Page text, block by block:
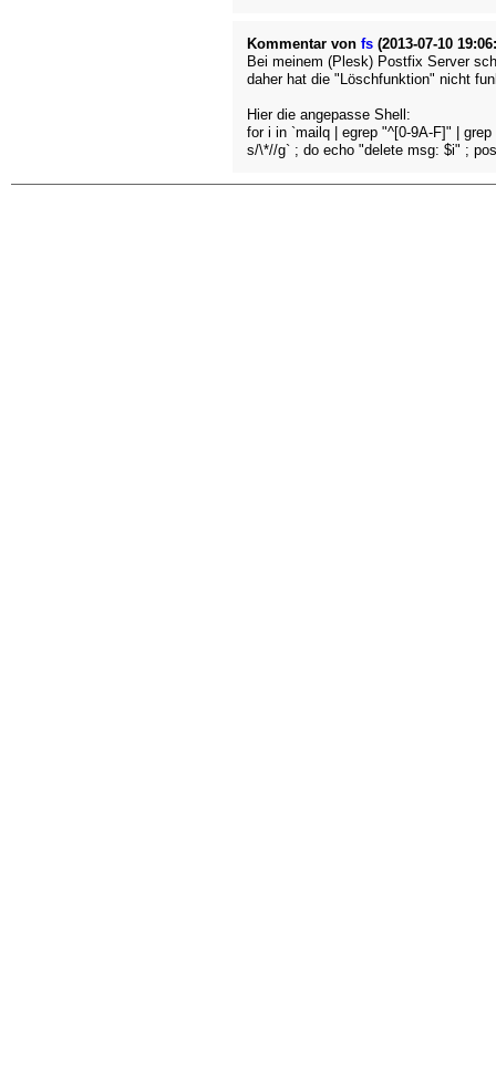
Kommentar von fs(2013-07-10
Bei meinem (Plesk) Postfix Server
daher hat die "Löschfunktion" nicht
Hier die angepasse Shell:
for i in `mailq | egrep "^[0-9A-F]" |
s/\*//g` ; do echo "delete msg: $i" ;